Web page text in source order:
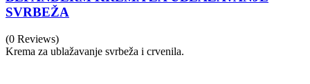
SVRBEŽA
(0 Reviews)
Krema za ublažavanje svrbeža i crvenila.